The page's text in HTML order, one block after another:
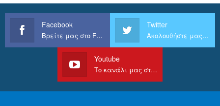
Facebook
Βρείτε μας στο Facebook
Twitter
Ακολουθήστε μας στο Twitter
Youtube
Το κανάλι μας στο Youtube